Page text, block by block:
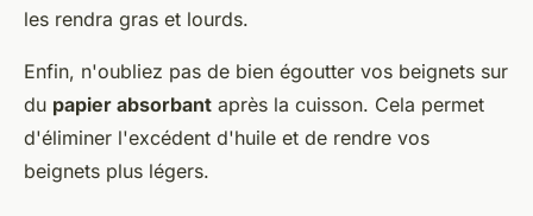
les rendra gras et lourds.
Enfin, n'oubliez pas de bien égoutter vos beignets sur
du papier absorbant après la cuisson. Cela permet
d'éliminer l'excédent d'huile et de rendre vos
beignets plus légers.